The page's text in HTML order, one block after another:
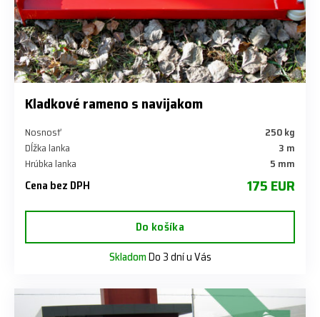
Kladkové rameno s navijakom
Nosnosť
250 kg
Dĺžka lanka
3 m
Hrúbka lanka
5 mm
Cena bez DPH 175 EUR
Do košíka
SkladomDo 3 dní u Vás